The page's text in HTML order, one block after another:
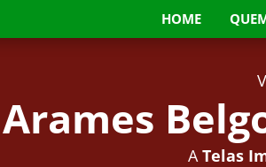
HOME
Arames
ATelas